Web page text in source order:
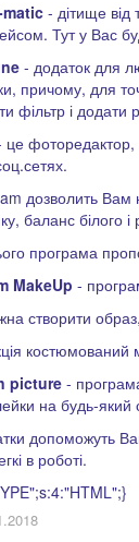
- дітище
Тут у Вас
- додаток для
причому, для
фільтр і
це фоторедактор,
дозволить Вам
баланс білого
програма
MakeUp -
створити
костюмований
picture-
на будь-який
допоможуть
в роботі.